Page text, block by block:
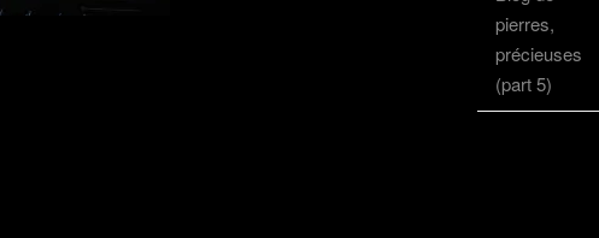
pierres,
précieuses
(part 5)